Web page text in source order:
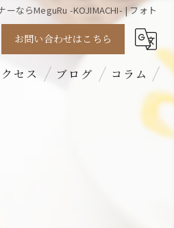
ーならMeguRu -KOJIMACHI- | フォト
お問い合わせはこちら
セス ブログ コラム